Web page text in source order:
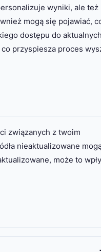
wyniki, ale też
mogą się pojawiać,
dostępu do
przyspiesza proces
związanych z twoim
nieaktualizowane
może to